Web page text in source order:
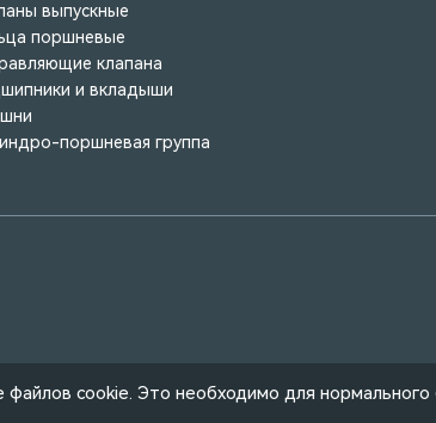
выпускные
поршневые
клапана
и вкладыши
поршневая группа
cookie. Это необходимо для нормального